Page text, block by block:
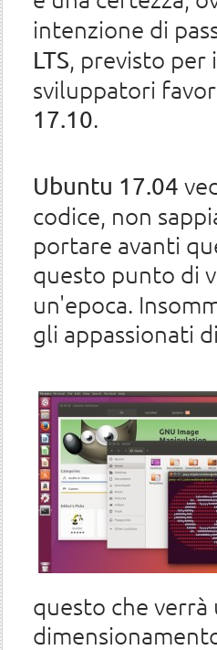
intenzione di
LTS , previsto
sviluppatori
17.10.
Ubuntu 17.04
codice, non
portare avanti
questo punto di
un'epoca.
gli appassionati di
questo che